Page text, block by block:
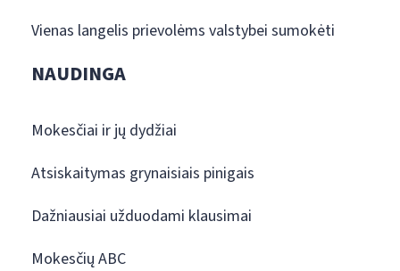
Vienas langelis prievolėms valstybei sumokėti
NAUDINGA
Mokesčiai ir jų dydžiai
Atsiskaitymas grynaisiais pinigais
Dažniausiai užduodami klausimai
Mokesčių ABC